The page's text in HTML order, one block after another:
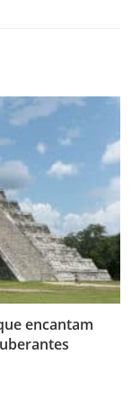
encantam